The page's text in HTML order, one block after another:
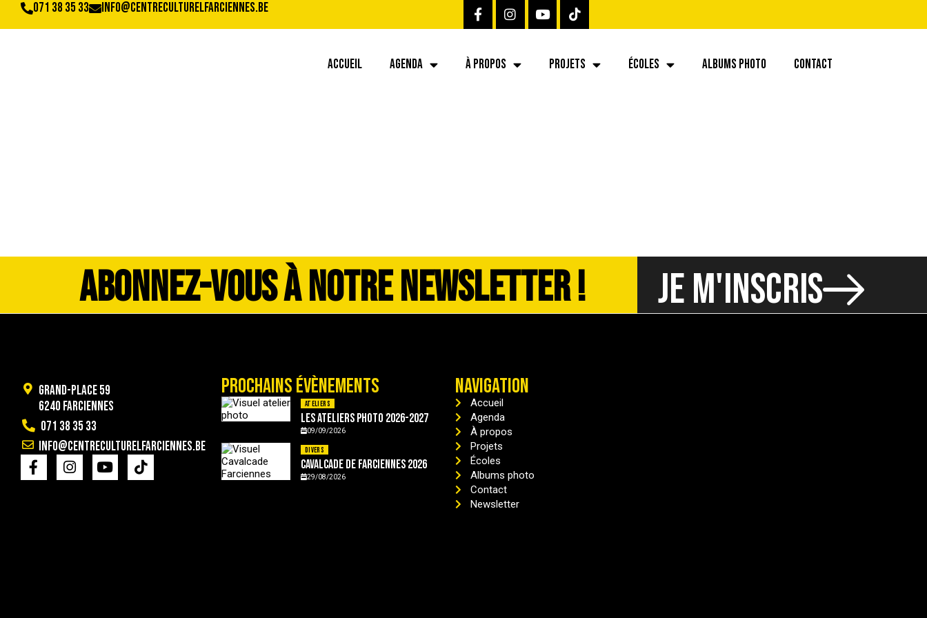
071 38 35 33 info@centreculturelfarciennes.be
ACCUEIL AGENDA À PROPOS PROJETS ÉCOLES ALBUMS PHOTO CONTACT
ABONNEZ-VOUS À NOTRE NEWSLETTER ! JE M'INSCRIS
Grand-Place 59
6240 Farciennes
071 38 35 33
info@centreculturelfarciennes.be
PROCHAINS ÉVÈNEMENTS
Ateliers
Les ateliers photo 2026-2027
09/09/2026
Divers
Cavalcade de Farciennes 2026
29/08/2026
NAVIGATION
Accueil
Agenda
À propos
Projets
Écoles
Albums photo
Contact
Newsletter